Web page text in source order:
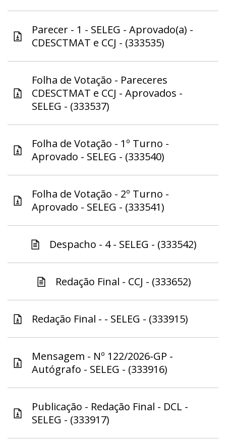
Parecer - 1 - SELEG - Aprovado(a) -
CDESCTMAT e CCJ - (333535)
Folha de Votação - Pareceres
CDESCTMAT e CCJ - Aprovados -
SELEG - (333537)
Folha de Votação - 1º Turno -
Aprovado - SELEG - (333540)
Folha de Votação - 2º Turno -
Aprovado - SELEG - (333541)
Despacho - 4 - SELEG - (333542)
Redação Final - CCJ - (333652)
Redação Final - - SELEG - (333915)
Mensagem - Nº 122/2026-GP -
Autógrafo - SELEG - (333916)
Publicação - Redação Final - DCL -
SELEG - (333917)